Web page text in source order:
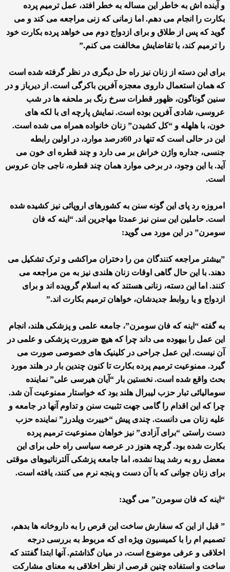
و آینده اش به خاطر این مساله به خطر افتد، عمل ترمیم پرده
بکارت را انجام می دهم. اما زمانی که زنی مراجعه می کند و می
گوید که پس از طلاق و برای ازدواج دوم می خواهد پرده بکارت خود
را ترمیم کند، با تقاضایش مخالفت می کنم.”
برای این دسته از زنان نیز راه حل دیگری در نظر گرفته شده است
که همان استعمال داروی معجزه آفرین باکرگی است. از دیرباز و در
سنین گوناگون، ظهور قطرات سرخ رنگ بر ملحفه ها در شب
عروسی، شادی آفرین بوده است. نمایش پارچه ای با لکه های
خون، با هلهله و “کل کشیدن” زنان خانواده همراه می شده است.
این در حالی است که تنها در 60درصد موارد، در اولین رابطه
جنسی، جداره واژن خراش بر می دارد و چند قطره ای خون می
آید. با این وجود، در برخی موارد همان چند قطره، ناجی جان عروس
است.
امروزه رد پای این گونه سنن به کشورهای اروپائی نیز کشیده شده
است. حاملین این سنن نیز عمدتا مهاجرین اند. “اینه که فان
سومرن” در این مورد می گوید:
”بیشتر مراجعه کنندگان من را دختران مراکشی و ترک تشکیل می
دهند. با این حال گاهی اوقات زنان هلندی نیز به من مراجعه می
کنند. اما این دسته، زنانی هستند که به اسلام گرویده اند و برای
ازدواج و یا روابط جدیدشان، خواهان ترمیم بکارت اند.”
به گفته “اینه که فان سومرن”، جامعه علمی و پزشکی هلند، انجام
این عمل را بیهوده می داند چرا که هیچ ضرورت پزشکی و علمی در
آن نیست. این عمل جراحی در کلینیک های خصوصی صورت می
گیرد. ممنوعیت ترمیم پرده بکارت تا کنون چندین بار در هلند مورد
بحث واقع شده است. نخستین بار “آیان هیرسی علی” نماینده
سومالیائی تبار حزب لیبرال هلند بود که خواستار ممنوعیت آن شد.
چرا که این اقدام را گامی جهت تثبیت سنن و تداوم آنها در جامعه و
علیه زنان می دانست. چندی پیش “خییرت ویلدرز” نماینده حزب
دست راستی “برای آزادی” نیز خواهان ممنوعیت ترمیم پرده
بکارت شده بود. گرچه هنوز در عرصه سیاسی راه حلی برای این
معضل رو به رشد پیدا نشده، اما جامعه پزشکی آلترناتیوهای موقتی
برای زنان جوانی که با آن دست و پنجه نرم می کنند، یافته است.
“اینه که فان سومرن” می گوید:
” قبل از این که سفارش ساخت این قرص را به داروخانه ها بدهم،
تصمیم ام را با کمیسیون ویژه ای که مربوط به بررسی درجه
اخلاقی و عرفی موضوع است، در میان گذاشتم. آنها ابتدا گفتند که
ساخت و استفاده چنین قرصی از نظر اخلاقی به معنای مشارکت